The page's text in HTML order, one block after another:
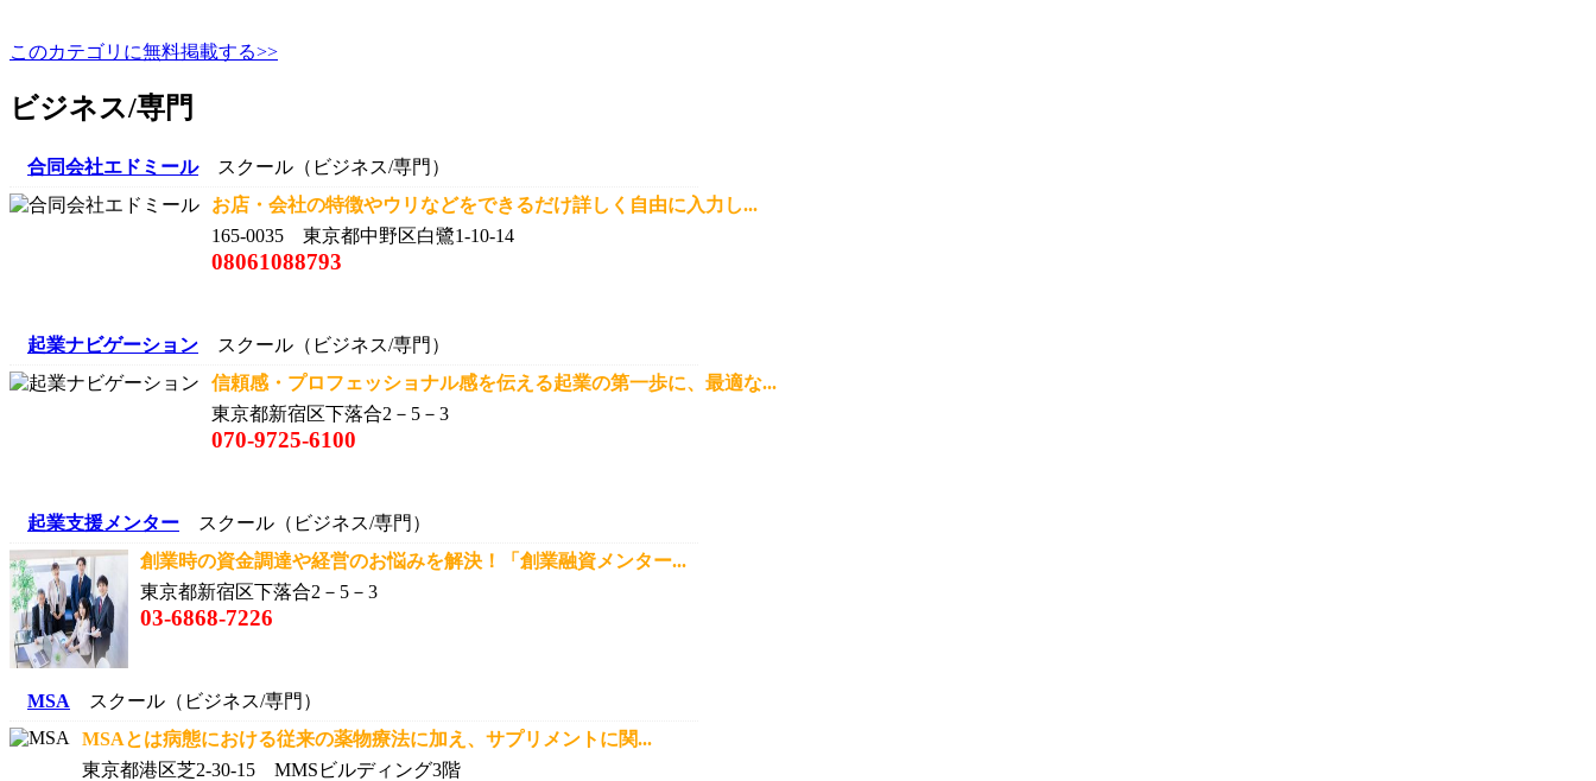
このカテゴリに無料掲載する>>
ビジネス/専門
合同会社エドミールスクール（ビジネス/専門）
お店・会社の特徴やウリなどをできるだけ詳しく自由に入力し...
165-0035 東京都中野区白鷺1-10-14
08061088793
起業ナビゲーション スクール（ビジネス/専門）
信頼感・プロフェッショナル感を伝える起業の第一歩に、最適な...
東京都新宿区下落合2－5－3
070-9725-6100
起業支援メンター スクール（ビジネス/専門）
創業時の資金調達や経営のお悩みを解決！「創業融資メンター...
東京都新宿区下落合2－5－3
03-6868-7226
MSA スクール（ビジネス/専門）
MSAとは病態における従来の薬物療法に加え、サプリメントに関...
東京都港区芝2-30-15 MMSビルディング3階